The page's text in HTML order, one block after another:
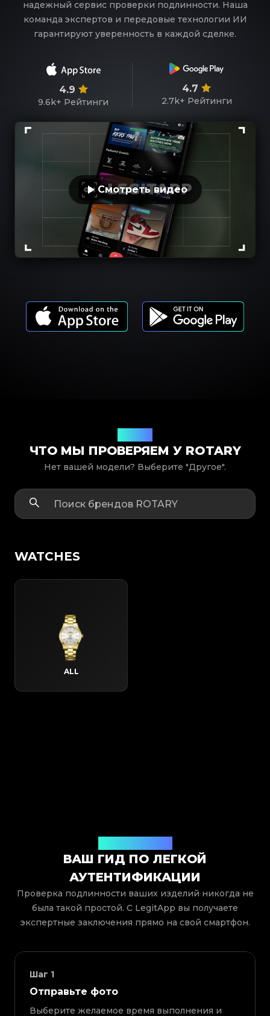
надежный сервис проверки подлинности. Наша
команда экспертов и передовые технологии ИИ
гарантируют уверенность в каждой сделке.
4.9
9.6k+ Рейтинги
4.7
2.7k+ Рейтинги
Смотреть видео
ЧТО МЫ ПРОВЕРЯЕМ У ROTARY
Нет вашей модели? Выберите "Другое".
WATCHES
ALL
ВАШ ГИД ПО ЛЕГКОЙ
АУТЕНТИФИКАЦИИ
Проверка подлинности ваших изделий никогда не
была такой простой. С LegitApp вы получаете
экспертные заключения прямо на свой смартфон.
Шаг 1
Отправьте фото
Выберите желаемое время выполнения и